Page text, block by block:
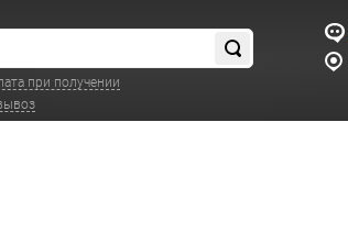
при получении